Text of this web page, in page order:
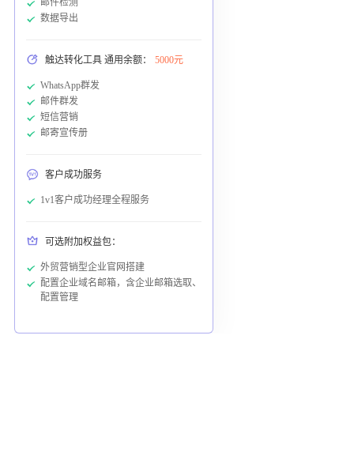
邮件检测
数据导出
触达转化工具 通用余额： 5000元
WhatsApp群发
邮件群发
短信营销
邮寄宣传册
客户成功服务
1v1客户成功经理全程服务
可选附加权益包：
外贸营销型企业官网搭建
配置企业域名邮箱，含企业邮箱选取、
配置管理